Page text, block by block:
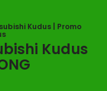
Kudus | Promo
Kudus